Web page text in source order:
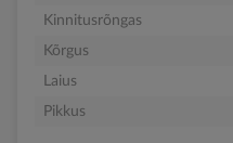
Kinnitusrõngas
Kõrgus
Laius
Pikkus